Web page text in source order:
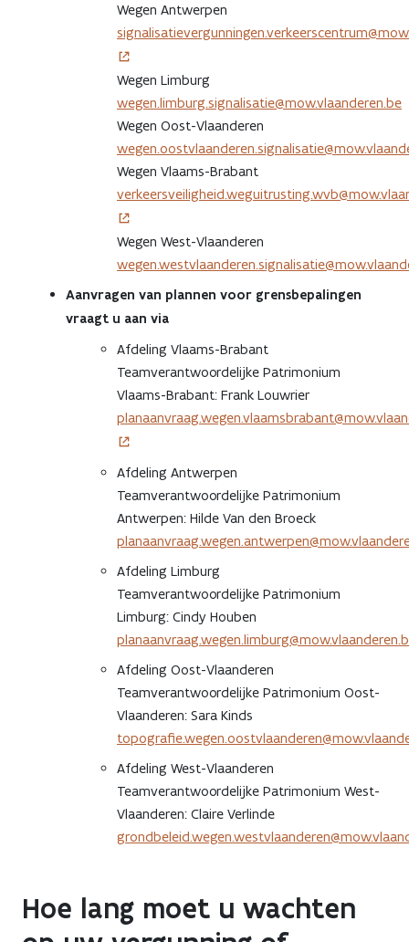
Wegen Antwerpen
Wegen Limburg
wegen.limburg.signalisatie@mow.vlaanderen.be
Wegen Oost-Vlaanderen
Wegen Vlaams-Brabant
Wegen West-Vlaanderen
Aanvragen van plannen voor grensbepalingen
vraagt u aan via
Afdeling Vlaams-Brabant
Teamverantwoordelijke Patrimonium
Vlaams-Brabant: Frank Louwrier
Afdeling Antwerpen
Teamverantwoordelijke Patrimonium
Antwerpen: Hilde Van den Broeck
Afdeling Limburg
Teamverantwoordelijke Patrimonium
Limburg: Cindy Houben
Afdeling Oost-Vlaanderen
Teamverantwoordelijke Patrimonium Oost-
Vlaanderen: Sara Kinds
Afdeling West-Vlaanderen
Teamverantwoordelijke Patrimonium West-
Vlaanderen: Claire Verlinde
Hoe lang moet u wachten